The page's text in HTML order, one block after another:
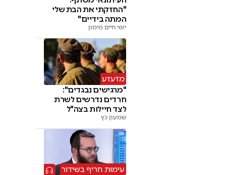
"החזקתי את הבת שלי
המתה בידיים"
יוסי חיים מימון
מזעזע
"מרגישים נבגדים":
חרדים נדרשים לשרת
לצד חיילות בצה"ל
שמעון כץ
עימות חריף בשידור